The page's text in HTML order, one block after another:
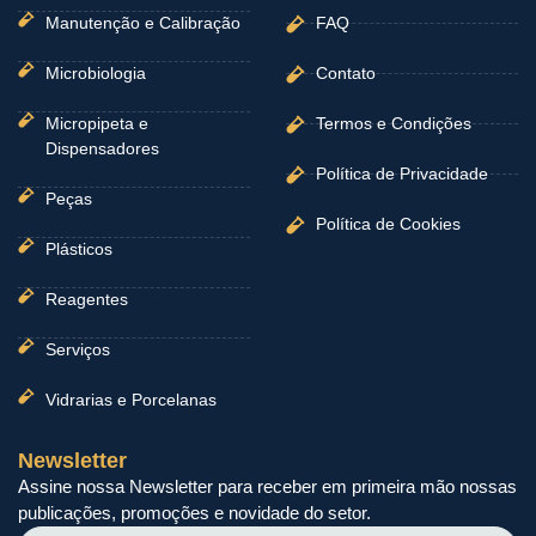
Manutenção e Calibração
Microbiologia
Micropipeta e
Dispensadores
Peças
Plásticos
Reagentes
Serviços
Vidrarias e Porcelanas
FAQ
Contato
Termos e Condições
Política de Privacidade
Política de Cookies
Newsletter
Assine nossa Newsletter para receber em primeira mão nossas
publicações, promoções e novidade do setor.